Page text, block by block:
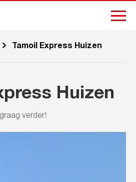
Tamoil Express Huizen
Huizen
verder!